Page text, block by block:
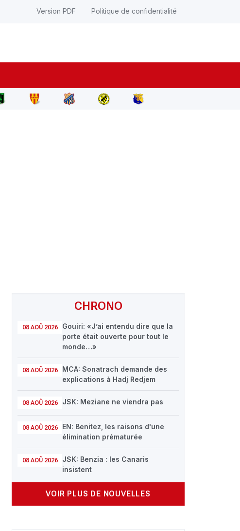
Version PDF Politique de confidentialité
CHRONO
08 AOÛ 2026
Gouiri: «J’ai entendu dire que la
porte était ouverte pour tout le
monde…»
08 AOÛ 2026
MCA: Sonatrach demande des
explications à Hadj Redjem
08 AOÛ 2026 JSK: Meziane ne viendra pas
08 AOÛ 2026
EN: Benitez, les raisons d'une
élimination prématurée
08 AOÛ 2026
JSK: Benzia : les Canaris
insistent
VOIR PLUS DE NOUVELLES